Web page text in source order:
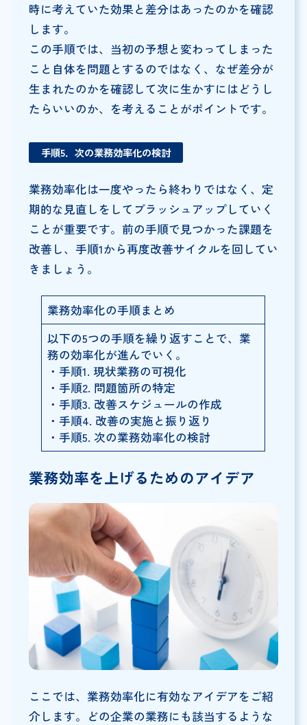
時に考えていた効果と差分はあったのかを確認
します。
この手順では、当初の予想と変わってしまった
こと自体を問題とするのではなく、なぜ差分が
生まれたのかを確認して次に生かすにはどうし
たらいいのか、を考えることがポイントです。
手順5．次の業務効率化の検討
業務効率化は一度やったら終わりではなく、定
期的な見直しをしてブラッシュアップしていく
ことが重要です。前の手順で見つかった課題を
改善し、手順1から再度改善サイクルを回してい
きましょう。
業務効率化の手順まとめ
以下の5つの手順を繰り返すことで、業
務の効率化が進んでいく。
・手順1. 現状業務の可視化
・手順2. 問題箇所の特定
・手順3. 改善スケジュールの作成
・手順4. 改善の実施と振り返り
・手順5. 次の業務効率化の検討
業務効率を上げるためのアイデア
ここでは、業務効率化に有効なアイデアをご紹
介します。どの企業の業務にも該当するような